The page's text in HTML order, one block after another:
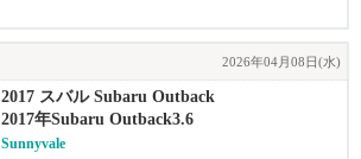
2026年04月08日(水)
2017 スバル Subaru Outback
2017年Subaru Outback3.6
Sunnyvale